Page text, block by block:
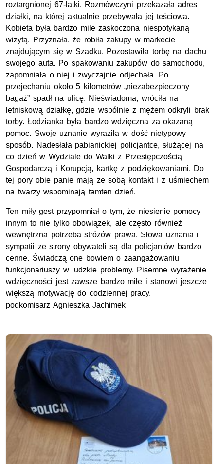
roztargnionej 67-latki. Rozmówczyni przekazała adres
działki, na której aktualnie przebywała jej teściowa.
Kobieta była bardzo mile zaskoczona niespotykaną
wizytą. Przyznała, że robiła zakupy w markecie
znajdującym się w Szadku. Pozostawiła torbę na dachu
swojego auta. Po spakowaniu zakupów do samochodu,
zapomniała o niej i zwyczajnie odjechała. Po
przejechaniu około 5 kilometrów „niezabezpieczony
bagaż” spadł na ulicę. Nieświadoma, wróciła na
letniskową działkę, gdzie wspólnie z mężem odkryli brak
torby. Łodzianka była bardzo wdzięczna za okazaną
pomoc. Swoje uznanie wyraziła w dość nietypowy
sposób. Nadesłała pabianickiej policjantce, służącej na
co dzień w Wydziale do Walki z Przestępczością
Gospodarczą i Korupcją, kartkę z podziękowaniami. Do
tej pory obie panie mają ze sobą kontakt i z uśmiechem
na twarzy wspominają tamten dzień.
Ten miły gest przypomniał o tym, że niesienie pomocy
innym to nie tylko obowiązek, ale często również
wewnętrzna potrzeba stróżów prawa. Słowa uznania i
sympatii ze strony obywateli są dla policjantów bardzo
cenne. Świadczą one bowiem o zaangażowaniu
funkcjonariuszy w ludzkie problemy. Pisemne wyrażenie
wdzięczności jest zawsze bardzo miłe i stanowi jeszcze
większą motywację do codziennej pracy.
podkomisarz Agnieszka Jachimek